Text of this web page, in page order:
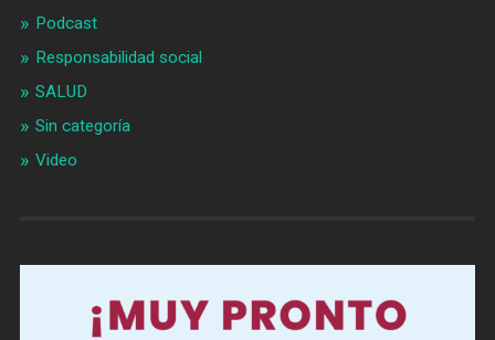
Podcast
Responsabilidad social
SALUD
Sin categoría
Video